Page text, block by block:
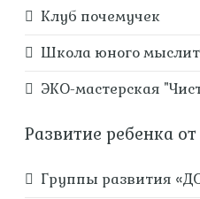
Клуб почемучек
Школа юного
ЭКО-мастерская
Развитие ребенка
Группы развития